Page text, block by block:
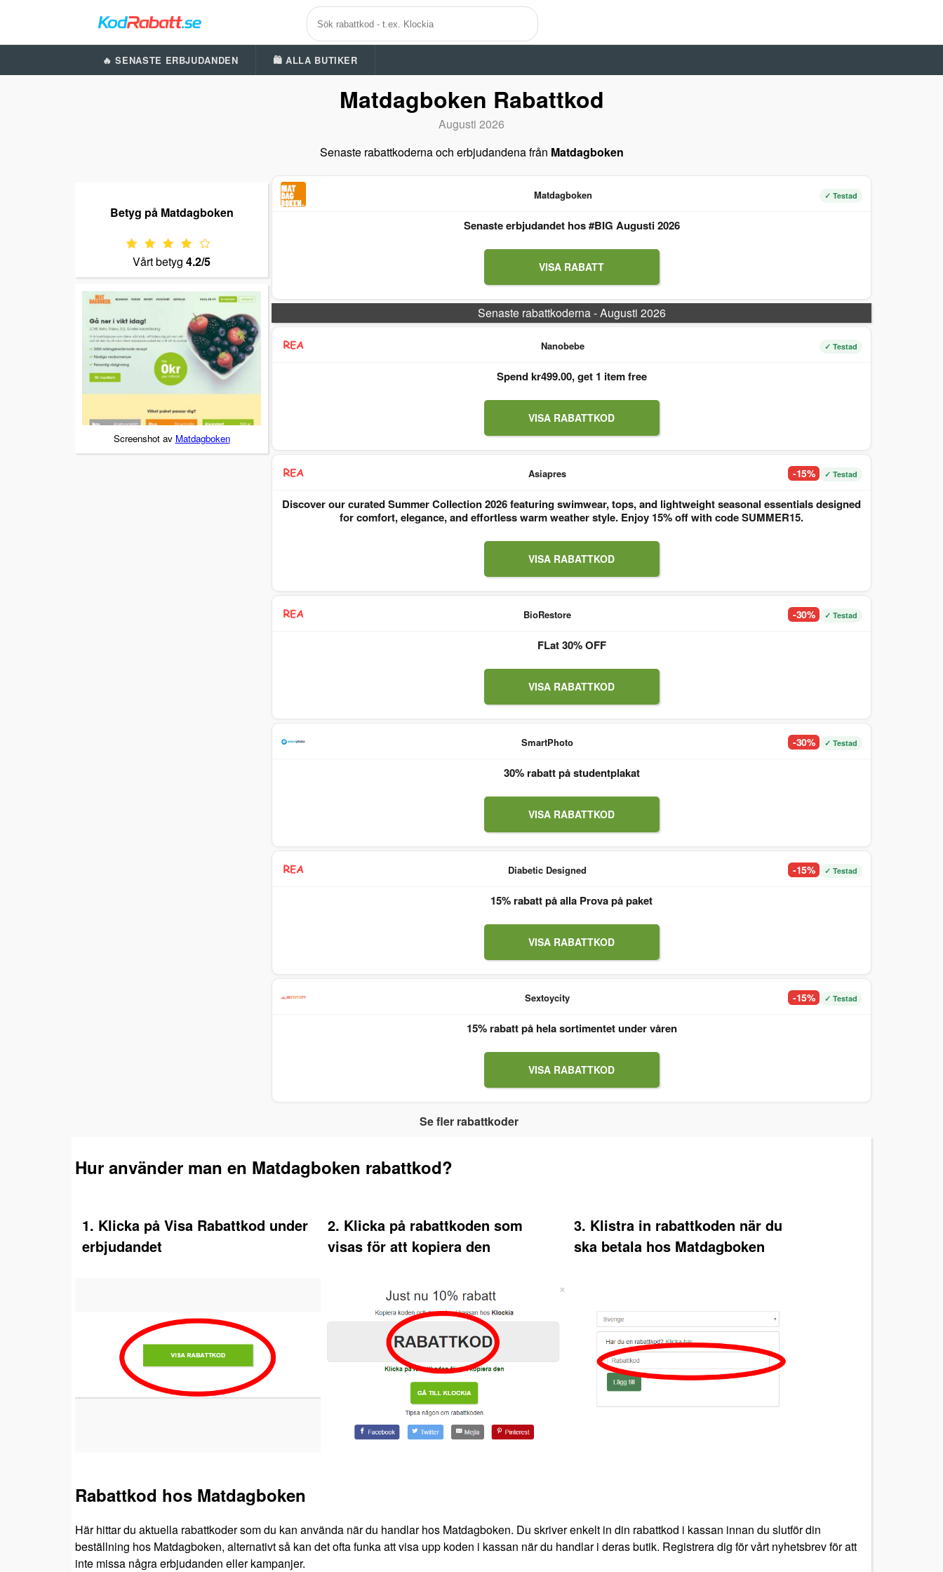
🔥 SENASTE ERBJUDANDEN 🛍️ ALLA BUTIKER
Matdagboken Rabattkod
Augusti 2026
Senaste rabattkoderna och erbjudandena från Matdagboken
Betyg på Matdagboken
Vårt betyg 4.2/5
Screenshot av Matdagboken
Matdagboken ✓ Testad
Senaste erbjudandet hos #BIG Augusti 2026
VISA RABATT
Senaste rabattkoderna - Augusti 2026
Nanobebe ✓ Testad
Spend kr499.00, get 1 item free
VISA RABATTKOD
Asiapres -15% ✓ Testad
Discover our curated Summer Collection 2026 featuring swimwear, tops, and lightweight seasonal essentials designed
for comfort, elegance, and effortless warm weather style. Enjoy 15% off with code SUMMER15.
VISA RABATTKOD
BioRestore -30% ✓ Testad
FLat 30% OFF
VISA RABATTKOD
SmartPhoto -30% ✓ Testad
30% rabatt på studentplakat
VISA RABATTKOD
Diabetic Designed -15% ✓ Testad
15% rabatt på alla Prova på paket
VISA RABATTKOD
Sextoycity -15% ✓ Testad
15% rabatt på hela sortimentet under våren
VISA RABATTKOD
Se fler rabattkoder
Hur använder man en Matdagboken rabattkod?
1. Klicka på Visa Rabattkod under
erbjudandet
2. Klicka på rabattkoden som
visas för att kopiera den
3. Klistra in rabattkoden när du
ska betala hos Matdagboken
Rabattkod hos Matdagboken
Här hittar du aktuella rabattkoder som du kan använda när du handlar hos Matdagboken. Du skriver enkelt in din rabattkod i kassan innan du slutför din
beställning hos Matdagboken, alternativt så kan det ofta funka att visa upp koden i kassan när du handlar i deras butik. Registrera dig för vårt nyhetsbrev för att
inte missa några erbjudanden eller kampanjer.